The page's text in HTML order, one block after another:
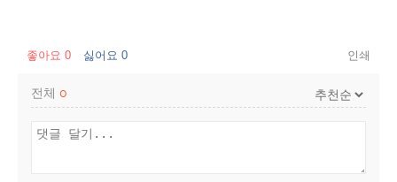
좋아요 0 싫어요 0 인쇄
전체 0